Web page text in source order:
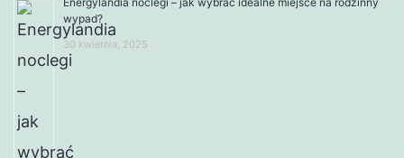
wypad?
30 kwietnia, 2025